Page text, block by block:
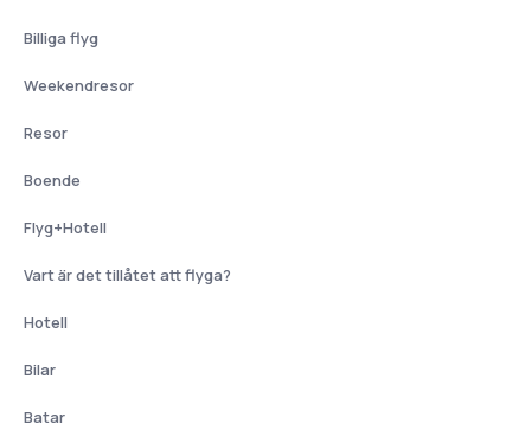
Billiga flyg
Weekendresor
Resor
Boende
Flyg+Hotell
Vart är det tillåtet att flyga?
Hotell
Bilar
Batar